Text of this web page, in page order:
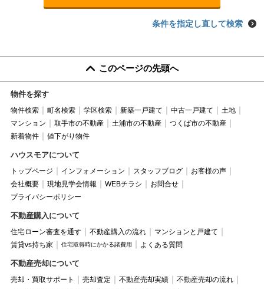
条件を指定し直して検索
このページの先頭へ
物件を探す
物件検索 町名検索 学区検索 新築一戸建て 中古一戸建て
土地
マンション
取手市の不動産 土浦市の不動産
つくば市の不動産
新着物件
値下がり物件
ハウスモアについて
トップページ インフォメーション スタッフブログ
お客様の声
会社概要
現地見学会情報 WEBチラシ
お問合せ
プライバシーポリシー
不動産購入について
住宅ローン審査を通す 不動産購入の流れ
マンションと戸建て
賃貸vs持ち家
住宅取得時にかかる諸費用 よくある質問
不動産売却について
売却・買取サポート 売却査定 不動産売却実績
不動産売却の流れ